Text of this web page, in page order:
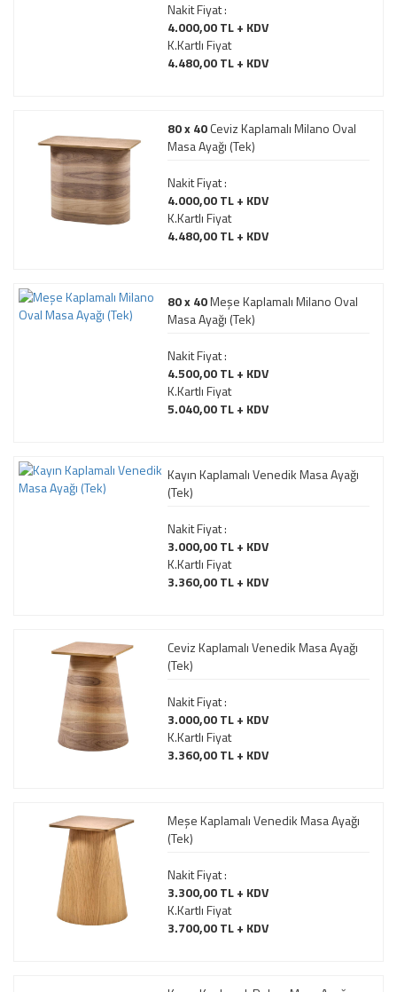
Nakit Fiyat :
4.000,00 TL + KDV
K.Kartlı Fiyat
4.480,00 TL + KDV
80 x 40Ceviz Kaplamalı Milano Oval
Masa Ayağı (Tek)
Nakit Fiyat :
4.000,00 TL + KDV
K.Kartlı Fiyat
4.480,00 TL + KDV
80 x 40Meşe Kaplamalı Milano Oval
Masa Ayağı (Tek)
Nakit Fiyat :
4.500,00 TL + KDV
K.Kartlı Fiyat
5.040,00 TL + KDV
Kayın Kaplamalı Venedik Masa Ayağı
(Tek)
Nakit Fiyat :
3.000,00 TL + KDV
K.Kartlı Fiyat
3.360,00 TL + KDV
Ceviz Kaplamalı Venedik Masa Ayağı
(Tek)
Nakit Fiyat :
3.000,00 TL + KDV
K.Kartlı Fiyat
3.360,00 TL + KDV
Meşe Kaplamalı Venedik Masa Ayağı
(Tek)
Nakit Fiyat :
3.300,00 TL + KDV
K.Kartlı Fiyat
3.700,00 TL + KDV